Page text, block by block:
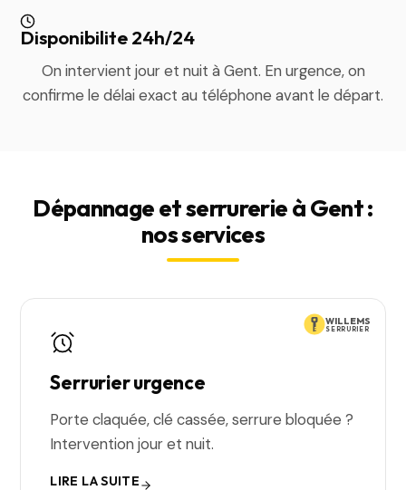
Disponibilite 24h/24
On intervient jour et nuit à Gent. En urgence, on
confirme le délai exact au téléphone avant le départ.
Dépannage et serrurerie à Gent :
nos services
WILLEMS
SERRURIER
Serrurier urgence
Porte claquée, clé cassée, serrure bloquée ?
Intervention jour et nuit.
LIRE LA SUITE